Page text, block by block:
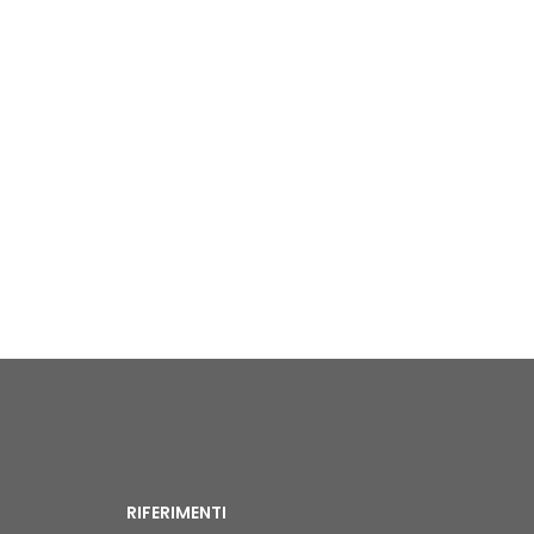
RIFERIMENTI